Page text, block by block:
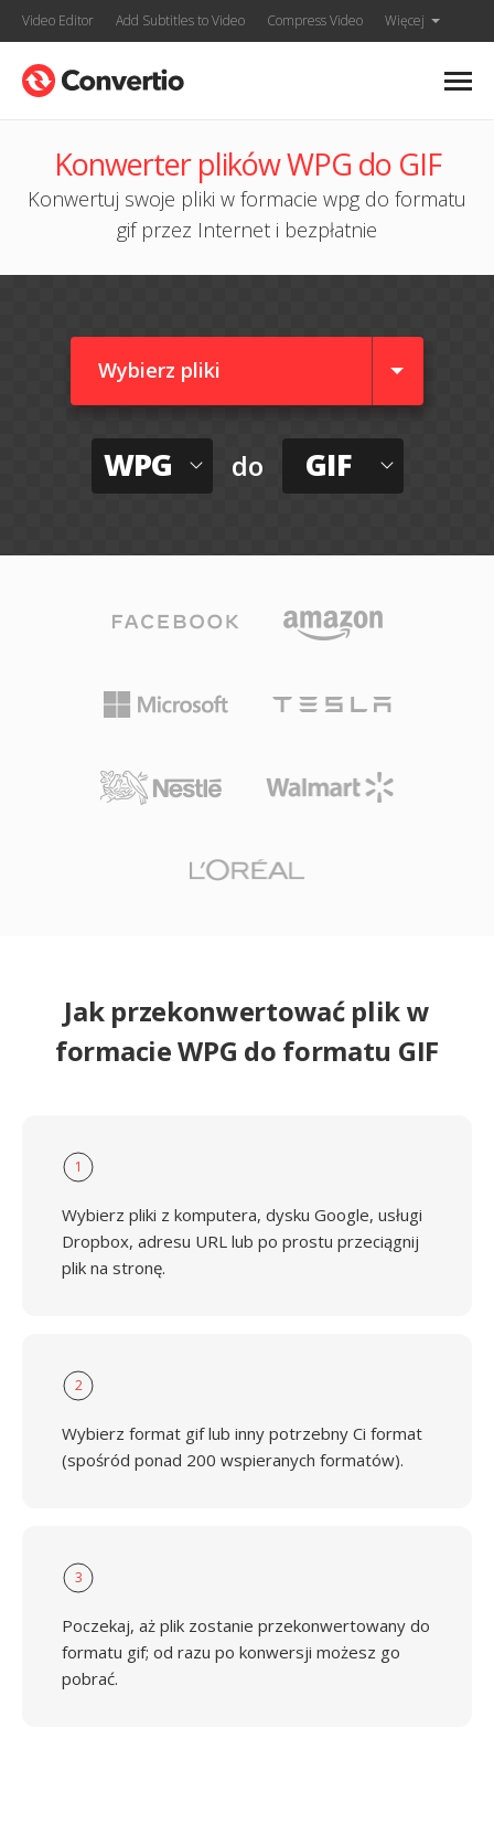
Video Editor Add Subtitles to Video Compress Video Więcej
Konwerter plików WPG do GIF
Konwertuj swoje pliki w formacie wpg do formatu
gif przez Internet i bezpłatnie
Wybierz pliki
WPG do GIF
Jak przekonwertować plik w
formacie WPG do formatu GIF
1
Wybierz pliki z komputera, dysku Google, usługi
Dropbox, adresu URL lub po prostu przeciągnij
plik na stronę.
2
Wybierz format gif lub inny potrzebny Ci format
(spośród ponad 200 wspieranych formatów).
3
Poczekaj, aż plik zostanie przekonwertowany do
formatu gif; od razu po konwersji możesz go
pobrać.